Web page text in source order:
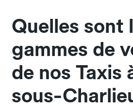
Quelles sont
gammes de
de nos Taxis
sous-